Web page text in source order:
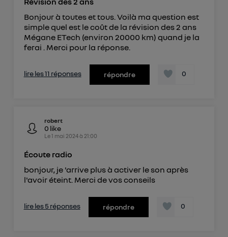
Bonjour à toutes et tous. Voilà ma question est
simple quel est le coût de la révision des 2 ans
Mégane ETech (environ 20000 km) quand je la
ferai . Merci pour la réponse.
lire les 11 réponses répondre 0
robert
0 like
Le1 mai 2024à 21:00
Écoute radio
bonjour, je 'arrive plus à activer le son après
l'avoir éteint. Merci de vos conseils
lire les 5 réponses répondre 0